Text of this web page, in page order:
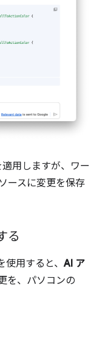
用しますが、ワー
ースに変更を保存
る
使用すると、AI ア
を、パソコンの